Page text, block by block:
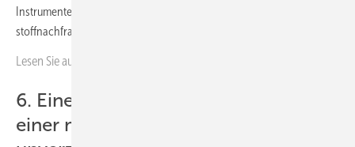
Instrumente mit dem Ziel, mit einer verbindlichen Wasser- 7
stoffnachfrage den Markthochlauf zu ermöglichen
Lesen Sie auch:
6. Eine verlässliche Finanzierung auf
einer möglichst breiten Basis ist